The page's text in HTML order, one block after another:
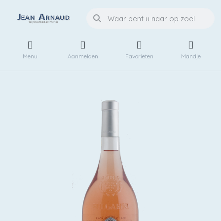
Menu Aanmelden Favorieten Mandje